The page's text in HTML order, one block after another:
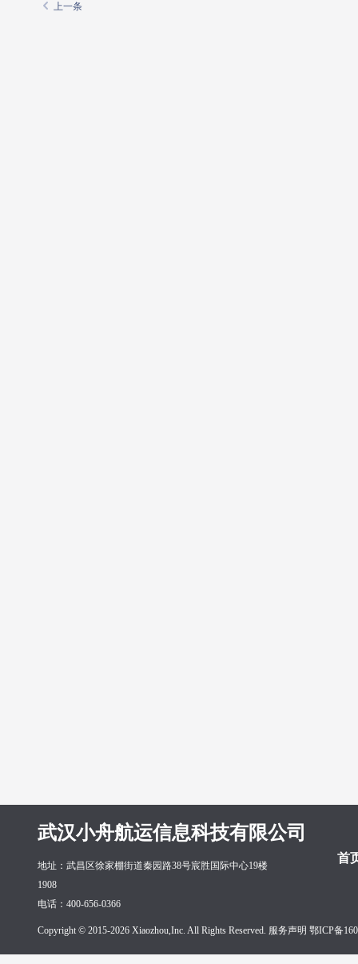
上一条
武汉小舟航运信息科技有限公司
首
地址：武昌区徐家棚街道秦园路38号宸胜国际中心19楼
1908
电话：400-656-0366
Copyright © 2015-2026 Xiaozhou,Inc. All Rights Reserved. 服务声明 鄂ICP备